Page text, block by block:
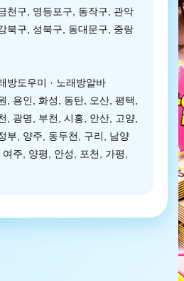
천구, 영등포구, 동작구, 관악
북구, 성북구, 동대문구, 중랑
방도우미 · 노래방알바
, 용인, 화성, 동탄, 오산, 평택,
, 광명, 부천, 시흥, 안산, 고양,
부, 양주, 동두천, 구리, 남양
주, 양평, 안성, 포천, 가평,